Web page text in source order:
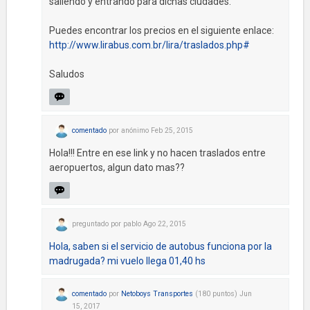
Puedes encontrar los precios en el siguiente enlace:
http://www.lirabus.com.br/lira/traslados.php#
Saludos
comentado por anónimo Feb 25, 2015
Hola!!! Entre en ese link y no hacen traslados entre
aeropuertos, algun dato mas??
preguntado por pablo Ago 22, 2015
Hola, saben si el servicio de autobus funciona por la
madrugada? mi vuelo llega 01,40 hs
comentado por Netoboys Transportes (180 puntos) Jun
15, 2017